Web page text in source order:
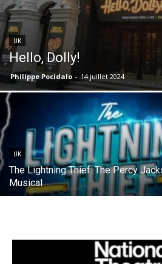
UK
Hello, Dolly!
Philippe Pocidalo - 14 juillet 2024
UK
The Lightning Thief: The Percy
Musical